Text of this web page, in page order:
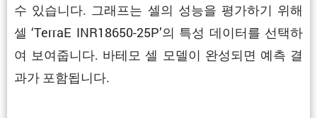
수 있습니다. 그래프는 셀의 성능을 평가하기 위해
셀 ‘TerraE INR18650-25P’의 특성 데이터를 선택하
여 보여줍니다. 바테모 셀 모델이 완성되면 예측 결
과가 포함됩니다.